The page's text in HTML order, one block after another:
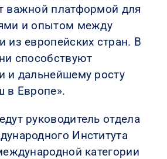
важной платформой для
и опытом между
из европейских стран. В
способствуют
и дальнейшему росту
в Европе».
руководитель отдела
Института
категории